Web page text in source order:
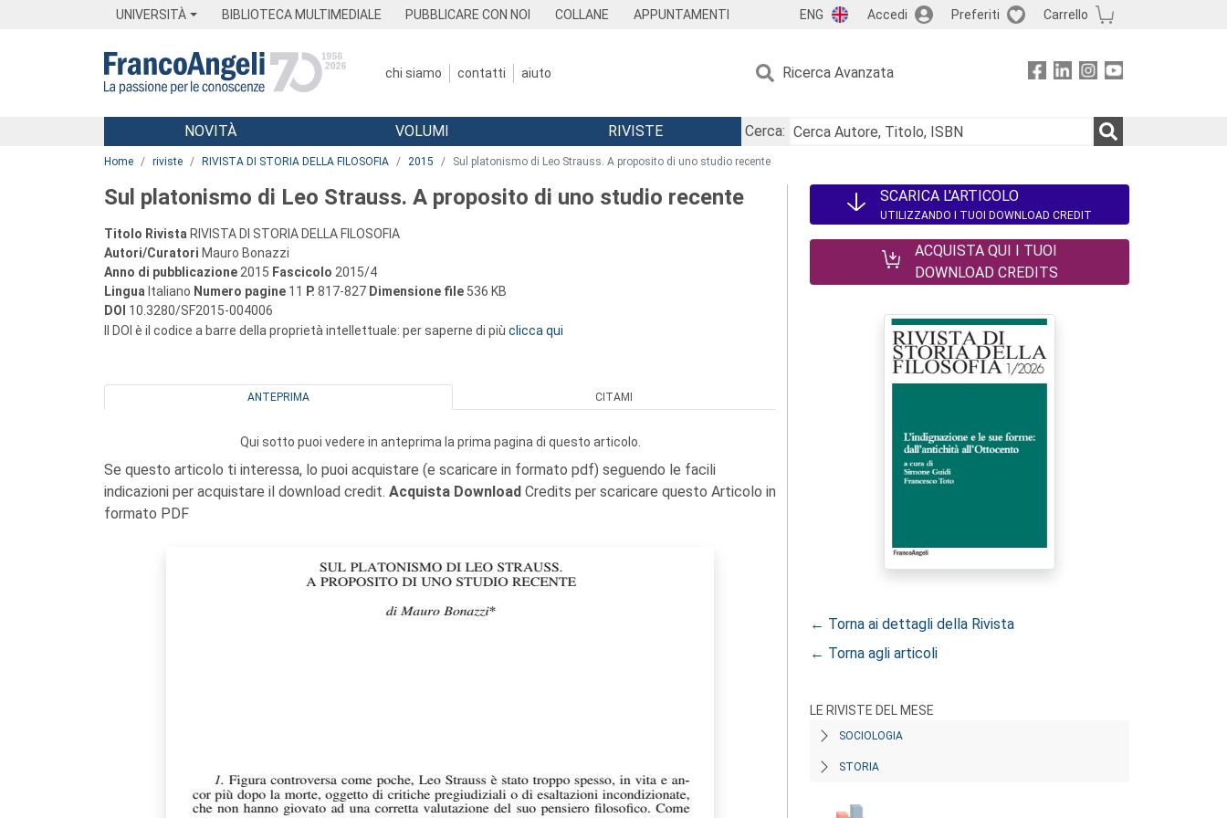
UNIVERSITÀ BIBLIOTECA MULTIMEDIALE PUBBLICARE CON NOI COLLANE APPUNTAMENTI ENG Accedi Preferiti Carrello
chi siamo contatti aiuto Ricerca Avanzata
Menu
NOVITÀ VOLUMI RIVISTE
Cerca:
Home riviste RIVISTA DI STORIA DELLA FILOSOFIA 2015 Sul platonismo di Leo Strauss. A proposito di uno studio recente
Sul platonismo di Leo Strauss. A proposito di uno studio recente
Titolo Rivista RIVISTA DI STORIA DELLA FILOSOFIA
Autori/Curatori Mauro Bonazzi
Anno di pubblicazione 2015 Fascicolo 2015/4
Lingua Italiano Numero pagine 11 P. 817-827 Dimensione file 536 KB
DOI 10.3280/SF2015-004006
Il DOI è il codice a barre della proprietà intellettuale: per saperne di più clicca qui
ANTEPRIMA CITAMI
Qui sotto puoi vedere in anteprima la prima pagina di questo articolo.
Se questo articolo ti interessa, lo puoi acquistare (e scaricare in formato pdf) seguendo le facili
indicazioni per acquistare il download credit. Acquista Download Credits per scaricare questo Articolo in
formato PDF
SCARICA L'ARTICOLO
UTILIZZANDO I TUOI DOWNLOAD CREDIT
ACQUISTA QUI I TUOI
DOWNLOAD CREDITS
← Torna ai dettagli della Rivista
← Torna agli articoli
LE RIVISTE DEL MESE
SOCIOLOGIA
STORIA